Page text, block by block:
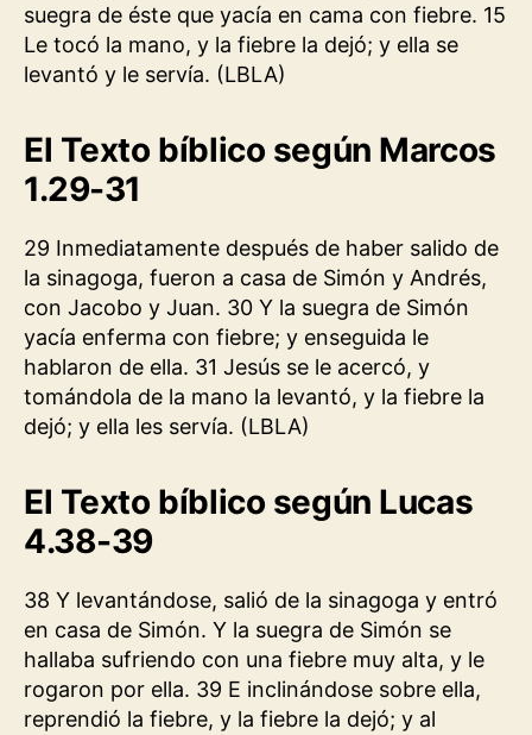
suegra de éste que yacía en cama con fiebre. 15
Le tocó la mano, y la fiebre la dejó; y ella se
levantó y le servía. (LBLA)
El Texto bíblico según Marcos
1.29-31
29 Inmediatamente después de haber salido de
la sinagoga, fueron a casa de Simón y Andrés,
con Jacobo y Juan. 30 Y la suegra de Simón
yacía enferma con fiebre; y enseguida le
hablaron de ella. 31 Jesús se le acercó, y
tomándola de la mano la levantó, y la fiebre la
dejó; y ella les servía. (LBLA)
El Texto bíblico según Lucas
4.38-39
38 Y levantándose, salió de la sinagoga y entró
en casa de Simón. Y la suegra de Simón se
hallaba sufriendo con una fiebre muy alta, y le
rogaron por ella. 39 E inclinándose sobre ella,
reprendió la fiebre, y la fiebre la dejó; y al